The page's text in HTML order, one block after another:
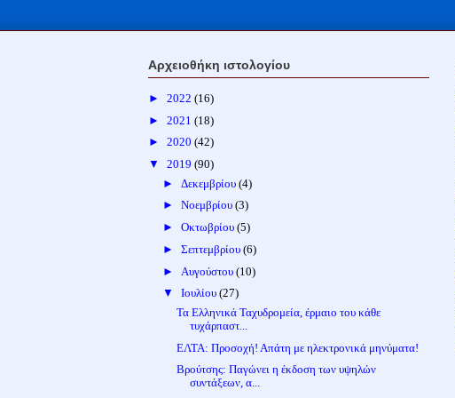
Αρχειοθήκη ιστολογίου
► 2022 (16)
► 2021 (18)
► 2020 (42)
▼ 2019 (90)
► Δεκεμβρίου (4)
► Νοεμβρίου (3)
► Οκτωβρίου (5)
► Σεπτεμβρίου (6)
► Αυγούστου (10)
▼ Ιουλίου (27)
Τα Ελληνικά Ταχυδρομεία, έρμαιο του κάθε
τυχάρπαστ...
ΕΛΤΑ: Προσοχή! Απάτη με ηλεκτρονικά μηνύματα!
Βρούτσης: Παγώνει η έκδοση των υψηλών
συντάξεων, α...